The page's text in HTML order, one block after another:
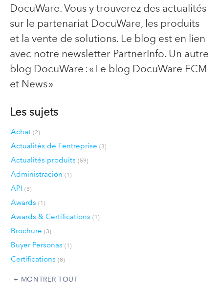
DocuWare. Vous y trouverez des actualités
sur le partenariat DocuWare, les produits
et la vente de solutions. Le blog est en lien
avec notre newsletter PartnerInfo. Un autre
blog DocuWare : « Le blog DocuWare ECM
et News »
Les sujets
Achat (2)
Actualités de l`entreprise (3)
Actualités produits (59)
Administración (1)
API (3)
Awards (1)
Awards & Certifications (1)
Brochure (3)
Buyer Personas (1)
Certifications (8)
MONTRER TOUT